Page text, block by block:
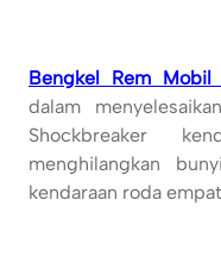
Bengkel Rem Mobil
dalam
Shockbreaker
menghilangkan
kendaraan roda